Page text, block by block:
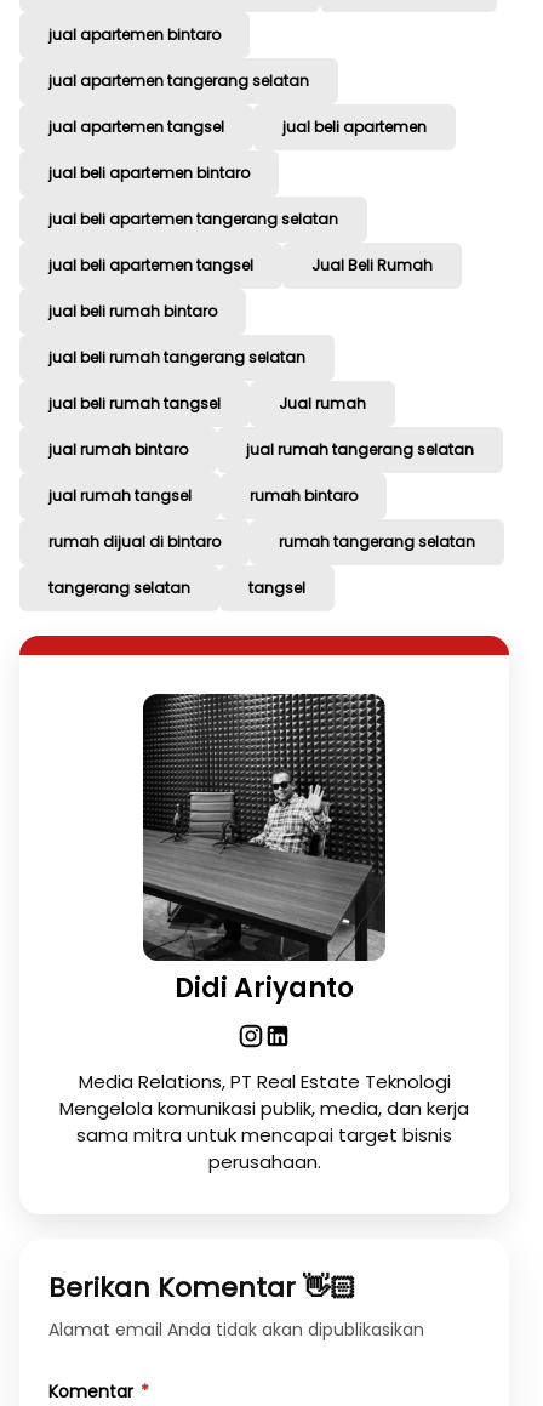
jual apartemen bintaro
jual apartemen tangerang selatan
jual apartemen tangsel jual beli apartemen
jual beli apartemen bintaro
jual beli apartemen tangerang selatan
jual beli apartemen tangsel Jual Beli Rumah
jual beli rumah bintaro
jual beli rumah tangerang selatan
jual beli rumah tangsel Jual rumah
jual rumah bintaro jual rumah tangerang selatan
jual rumah tangsel rumah bintaro
rumah dijual di bintaro rumah tangerang selatan
tangerang selatan tangsel
Didi Ariyanto
Media Relations, PT Real Estate Teknologi
Mengelola komunikasi publik, media, dan kerja
sama mitra untuk mencapai target bisnis
perusahaan.
Berikan Komentar 👋🏻
Alamat email Anda tidak akan dipublikasikan
Komentar *